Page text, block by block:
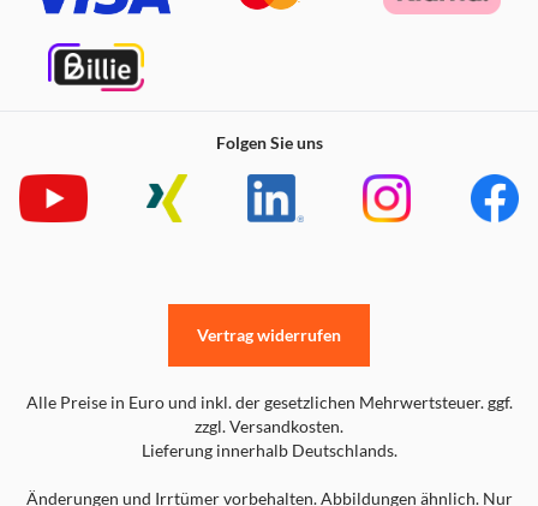
Folgen Sie uns
Alle Preise in Euro und inkl. der gesetzlichen Mehrwertsteuer. ggf.
zzgl. Versandkosten.
Lieferung innerhalb Deutschlands.
Änderungen und Irrtümer vorbehalten. Abbildungen ähnlich. Nur
Vertrag widerrufen